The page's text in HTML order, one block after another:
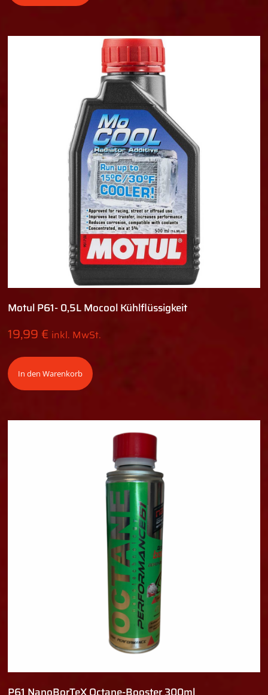
Motul P61- 0,5L Mocool Kühlflüssigkeit
19,99€ inkl. MwSt.
In den Warenkorb